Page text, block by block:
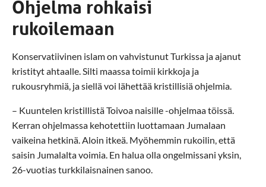
Ohjelma rohkaisi
rukoilemaan
Konservatiivinen islam on vahvistunut Turkissa ja ajanut
kristityt ahtaalle. Silti maassa toimii kirkkoja ja
rukousryhmiä, ja siellä voi lähettää kristillisiä ohjelmia.
– Kuuntelen kristillistä Toivoa naisille -ohjelmaa töissä.
Kerran ohjelmassa kehotettiin luottamaan Jumalaan
vaikeina hetkinä. Aloin itkeä. Myöhemmin rukoilin, että
saisin Jumalalta voimia. En halua olla ongelmissani yksin,
26-vuotias turkkilaisnainen sanoo.